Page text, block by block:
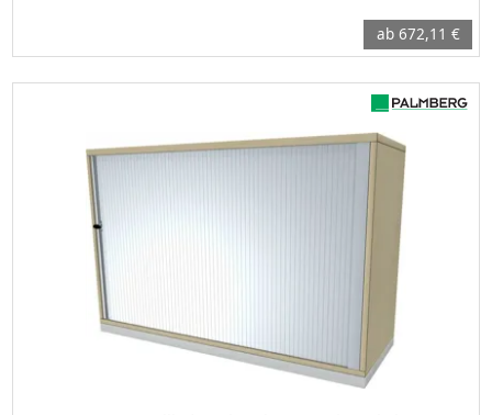
ab 672,11 €